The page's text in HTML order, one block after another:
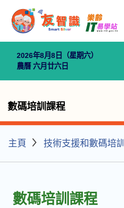
2026年8月8日（星期六）
農曆 六月廿六日
數碼培訓課程
主頁 技術支援和數碼培訓
數碼培訓課程